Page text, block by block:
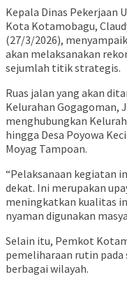
Kepala Dinas Pekerjaan
Kota Kotamobagu,
(27/3/2026),
akan melaksanakan
sejumlah titik strategis.
Ruas jalan yang akan
Kelurahan Gogagoman,
menghubungkan
hingga Desa Poyowa
Moyag Tampoan.
“Pelaksanaan kegiatan
dekat. Ini merupakan
meningkatkan kualitas
nyaman digunakan
Selain itu, Pemkot
pemeliharaan rutin pada
berbagai wilayah.